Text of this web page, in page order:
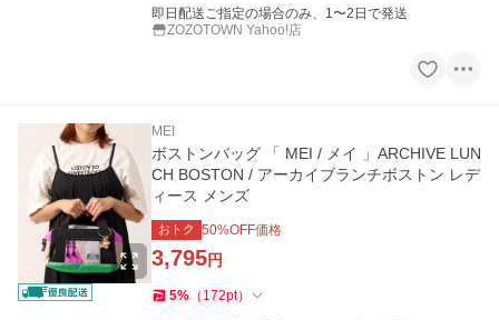
即日配送ご指定の場合のみ、1〜2日で発送
ZOZOTOWN Yahoo!店
MEI
ボストンバッグ 「 MEI / メイ 」ARCHIVE LUN
CH BOSTON / アーカイブランチボストン レデ
ィース メンズ
おトク 50%OFF価格
3,795円
5% （ 172pt）